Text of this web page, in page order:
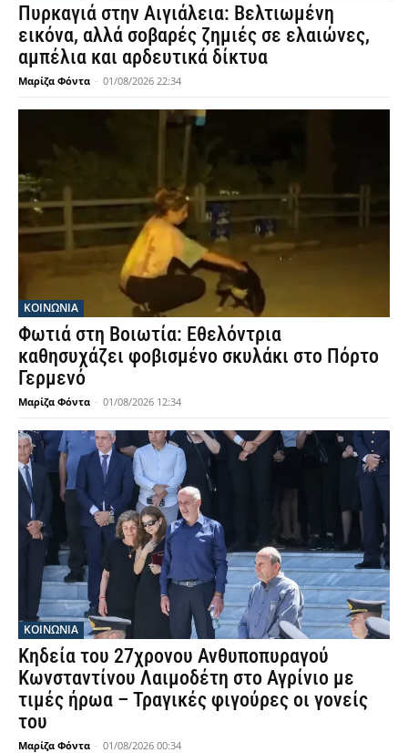
Πυρκαγιά στην Αιγιάλεια: Βελτιωμένη
εικόνα, αλλά σοβαρές ζημιές σε ελαιώνες,
αμπέλια και αρδευτικά δίκτυα
Μαρίζα Φόντα - 01/08/2026 22:34
ΚΟΙΝΩΝΙΑ
Φωτιά στη Βοιωτία: Εθελόντρια
καθησυχάζει φοβισμένο σκυλάκι στο Πόρτο
Γερμενό
Μαρίζα Φόντα - 01/08/2026 12:34
ΚΟΙΝΩΝΙΑ
Κηδεία του 27χρονου Ανθυποπυραγού
Κωνσταντίνου Λαιμοδέτη στο Αγρίνιο με
τιμές ήρωα – Τραγικές φιγούρες οι γονείς
του
Μαρίζα Φόντα - 01/08/2026 00:34